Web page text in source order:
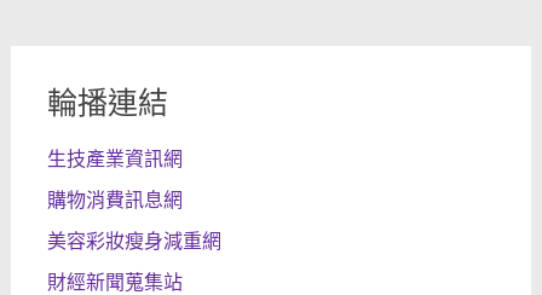
輪播連結
生技產業資訊網
購物消費訊息網
美容彩妝瘦身減重網
財經新聞蒐集站